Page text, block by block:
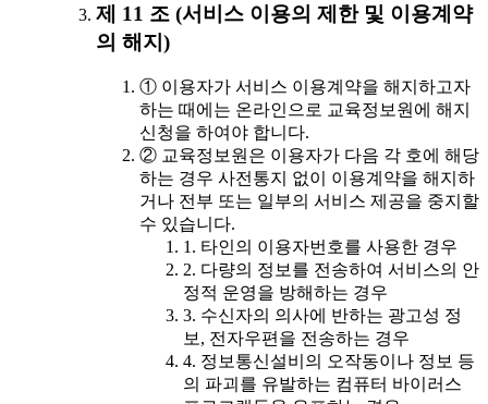
제 11 조 (서비스 이용의 제한 및 이용계약
의 해지)
① 이용자가 서비스 이용계약을 해지하고자
하는 때에는 온라인으로 교육정보원에 해지
신청을 하여야 합니다.
② 교육정보원은 이용자가 다음 각 호에 해당
하는 경우 사전통지 없이 이용계약을 해지하
거나 전부 또는 일부의 서비스 제공을 중지할
수 있습니다.
1. 타인의 이용자번호를 사용한 경우
2. 다량의 정보를 전송하여 서비스의 안
정적 운영을 방해하는 경우
3. 수신자의 의사에 반하는 광고성 정
보, 전자우편을 전송하는 경우
4. 정보통신설비의 오작동이나 정보 등
의 파괴를 유발하는 컴퓨터 바이러스